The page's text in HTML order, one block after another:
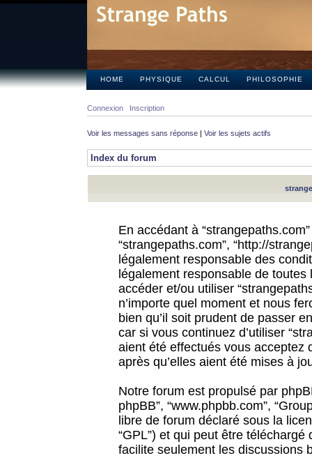
HOME PHYSIQUE CALCUL PHILOSOPHIE
Connexion Inscription
Voir les messages sans réponse | Voir les sujets actifs
Index du forum
En accédant à
“strangepaths.com”, “http://
légalement responsable des
légalement responsable de
accéder et/ou utiliser
n’importe quel moment et nous
bien qu’il soit prudent de passer
car si vous continuez d’utiliser
aient été effectués vous acceptez
après qu’elles aient été mises à
Notre forum est propulsé par
phpBB”, “www.phpbb.com”,
libre de forum déclaré sous la
“GPL”) et qui peut être téléchargé
facilite seulement les discussions